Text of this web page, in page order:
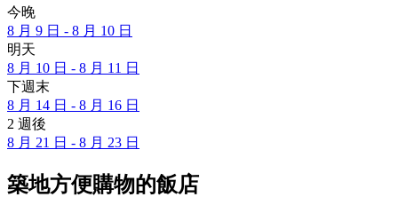
今晚
8 月 9 日 - 8 月 10 日
明天
8 月 10 日 - 8 月 11 日
下週末
8 月 14 日 - 8 月 16 日
2 週後
8 月 21 日 - 8 月 23 日
築地方便購物的飯店